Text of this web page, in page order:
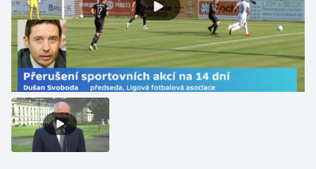
Plavání
Plážový volejbal
Ragby
Rychlobruslení